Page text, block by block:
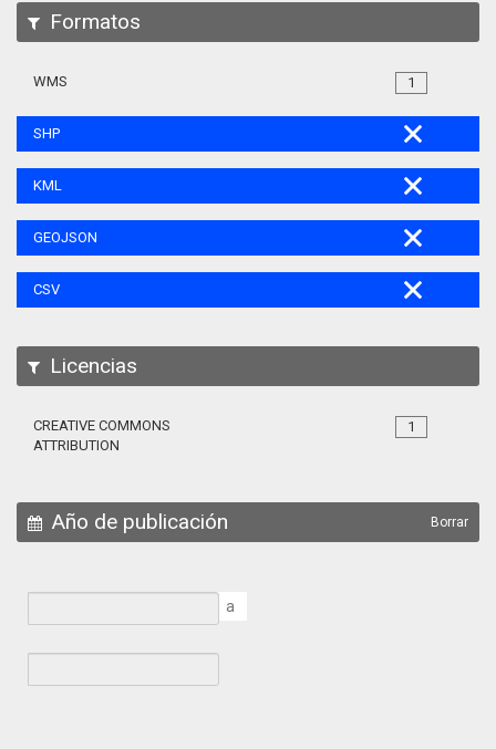
Formatos
1
WMS
SHP
KML
GEOJSON
CSV
Licencias
1
CREATIVE COMMONS
ATTRIBUTION
Año de publicación Borrar
a